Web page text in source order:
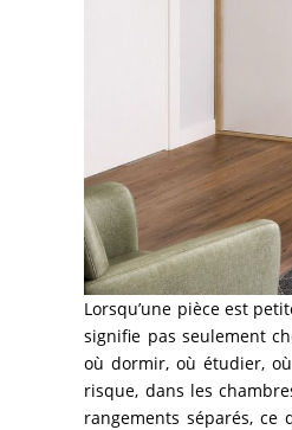
Lorsqu’une pièce est
signifie pas seulement
où dormir, où étudier,
risque, dans les
rangements séparés,